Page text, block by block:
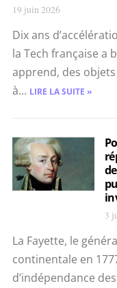
19 juin 2026
Dix ans
la Tech française a
apprend, des objets
à... LIRE LA SUITE »
3
La Fayette, le
continentale en
d’indépendance